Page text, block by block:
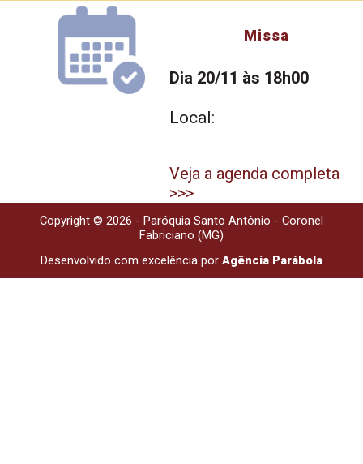
Missa
Dia 20/11 às 18h00
Local:
Veja a agenda completa
>>>
Copyright © 2026 - Paróquia Santo Antônio - Coronel
Fabriciano (MG)
Desenvolvido com excelência por Agência Parábola